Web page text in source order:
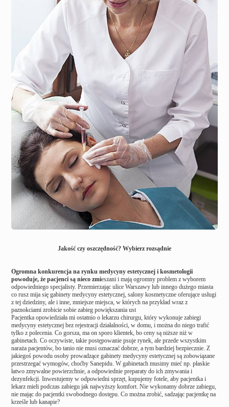
Jakość czy oszczędność? Wybierz rozsądnie
Ogromna konkurencja na rynku medycyny estetycznej i kosmetologii
powoduje, że pacjenci są nieco zmieszani i mają ogromny problem z wyborem
odpowiedniego specjalisty. Przemierzając ulice Warszawy lub innego dużego miasta
co rusz mija się gabinety medycyny estetycznej, salony kosmetyczne oferujące usługi
z tej dziedziny, ale i inne, mniejsze miejsca, w których na przykład wraz z
paznokciami zrobicie sobie zabieg powiększania ust
Pacjentka opowiedziała mi ostatnio o lekarzu chirurgu, który wykonuje zabiegi
medycyny estetycznej bez rejestracji działalności, w domu, i można do niego trafić
tylko z polecenia. Co gorsza, ma on sporo klientek, bo ceny są niższe niż w
gabinetach. Co oczywiste, takie postępowanie psuje rynek, ale przede wszystkim
naraża pacjentów, bo tanio nie musi oznaczać dobrze, a tym bardziej bezpiecznie. Z
jakiegoś powodu osoby prowadzące gabinety medycyny estetycznej są zobowiązane
przestrzegać wymogów, choćby Sanepidu. W gabinetach musimy mieć np. płaskie
łatwo zmywalne powierzchnie, a odpowiednie preparaty do ich zmywania i
dezynfekcji. Inwestujemy w odpowiedni sprzęt, kupujemy fotele, aby pacjentka i
lekarz mieli podczas zabiegu jak najwyższy komfort. Nie wykonamy dobrze zabiegu,
nie mając do pacjentki swobodnego dostępu. Co można zrobić, sadzając pacjentkę na
krześle lub kanapie?